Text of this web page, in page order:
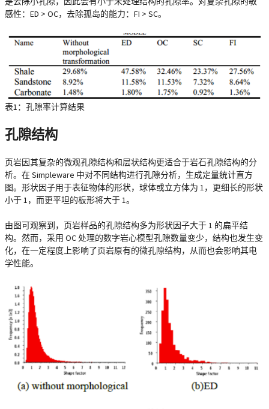
感性：ED > OC，去除孤岛的能力：FI > SC。
表1：孔隙率计算结果
孔隙结构
页岩因其复杂的微观孔隙结构和层状结构更适合于岩石孔隙结构的分
析。在 Simpleware 中对不同结构进行孔隙分析，生成定量统计直方
图。形状因子用于表征物体的形状，球体或立方体为 1，更细长的形状
小于 1，而更平坦的板形将大于 1。
由图可观察到，页岩样品的孔隙结构多为形状因子大于 1 的扁平结
构。然而，采用 OC 处理的数字岩心模型孔隙数量变少，结构也发生变
化，在一定程度上影响了页岩原有的微孔隙结构，从而也会影响其电
学性能。